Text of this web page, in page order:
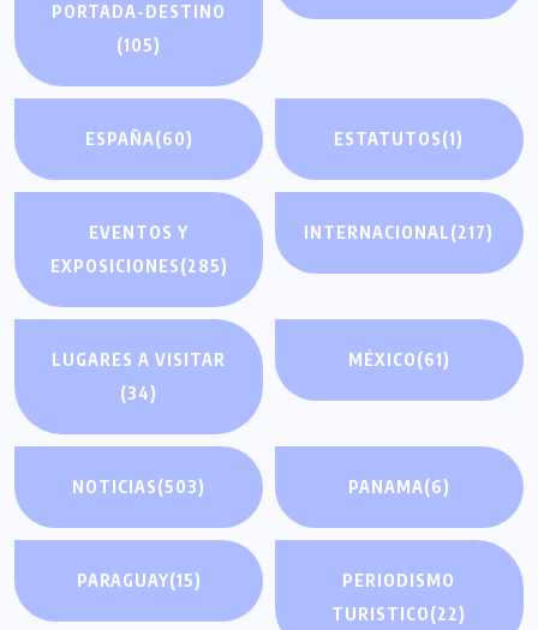
PORTADA-DESTINO
(105)
ESPAÑA(60) ESTATUTOS(1)
EVENTOS Y
EXPOSICIONES(285)
INTERNACIONAL(217)
LUGARES A VISITAR
(34)
MÉXICO(61)
NOTICIAS(503) PANAMA(6)
PARAGUAY(15)
PERIODISMO
TURISTICO(22)